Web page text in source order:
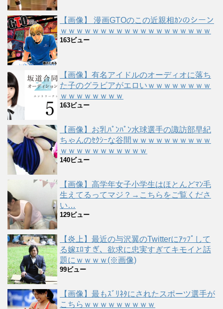
【画像】 漫画GTOのこの近親相ｶﾝのシーン
ｗｗｗｗｗｗｗｗｗｗｗｗｗｗｗｗｗｗｗ
163ビュー
【画像】有名アイドルのオーディオに落ち
た子のグラビアがエロいｗｗｗｗｗｗｗｗ
ｗｗｗｗｗｗｗｗ
163ビュー
【画像】お乳ﾊﾟﾝﾊﾟﾝ水球選手の諏訪部早紀
ちゃんのｾｸｼｰな谷間ｗｗｗｗｗｗｗｗｗｗ
ｗｗｗｗｗｗｗｗｗｗｗ
140ビュー
【画像】高学年女子小学生はほとんどﾏﾝ毛
生えてるってマジ？→こちらをご覧くださ
い…
129ビュー
【炎上】最近の与沢翼のTwitterにｱｯﾌﾟして
る嫁ｴﾛすぎ、欲求に忠実すぎてキモイと話
題にｗｗｗｗ(※画像)
99ビュー
【画像】最もｽﾞﾘﾈﾀにされたスポーツ選手が
こちらｗｗｗｗｗｗｗｗｗ